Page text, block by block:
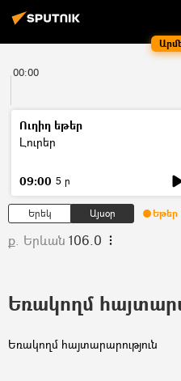
00:00
Ուղիղ եթեր
Լուրեր
09:00 5 ր
Երեկ Այսօր Եթեր
ք. Երևան 106.0
Եռակողմ
Եռակողմ հայտարարություն